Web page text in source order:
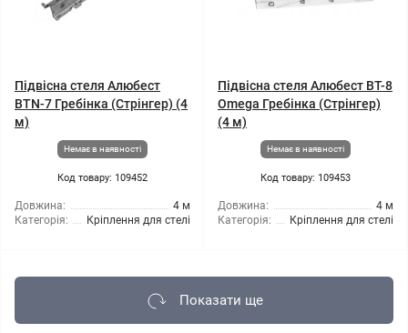
Підвісна стеля Алюбест
BTN-7 Гребінка (Стрінгер) (4
м)
Немає в наявності
Код товару: 109452
Довжина:
4 м
Категорія:
Кріплення для стелі
Підвісна стеля Алюбест BT-8
Omega Гребінка (Стрінгер)
(4 м)
Немає в наявності
Код товару: 109453
Довжина:
4 м
Категорія:
Кріплення для стелі
Показати ще